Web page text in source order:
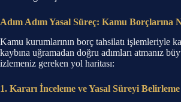
Adım Adım Yasal Süreç: Kamu Borçlarına
Kamu kurumlarının borç tahsilatı işlemleriyle
kaybına uğramadan doğru adımları atmanız
izlemeniz gereken yol haritası:
1. Kararı İnceleme ve Yasal Süreyi Belirleme